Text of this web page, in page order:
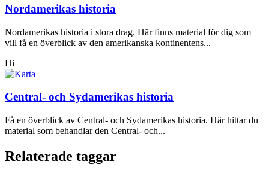
Nordamerikas historia
Nordamerikas historia i stora drag. Här finns material för dig som
vill få en överblick av den amerikanska kontinentens...
Hi
Central- och Sydamerikas historia
Få en överblick av Central- och Sydamerikas historia. Här hittar du
material som behandlar den Central- och...
Relaterade taggar